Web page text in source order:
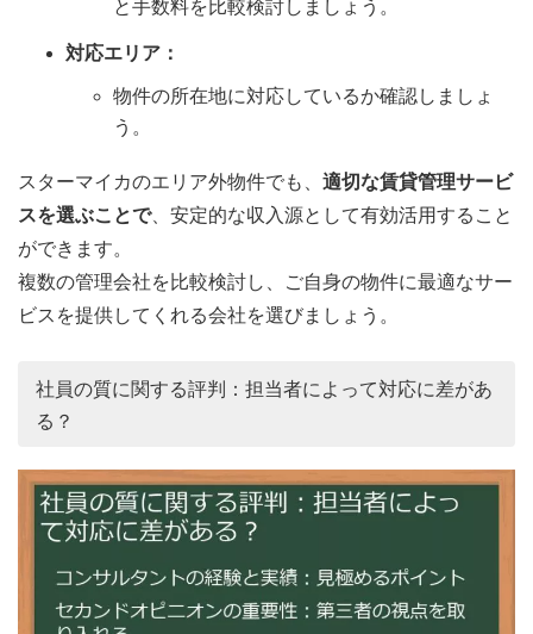
と手数料を比較検討しましょう。
対応エリア：
物件の所在地に対応しているか確認しましょ
う。
スターマイカのエリア外物件でも、 適切な賃貸管理サービ
スを選ぶことで、安定的な収入源として有効活用すること
ができます。
複数の管理会社を比較検討し、ご自身の物件に最適なサー
ビスを提供してくれる会社を選びましょう。
社員の質に関する評判：担当者によって対応に差があ
る？